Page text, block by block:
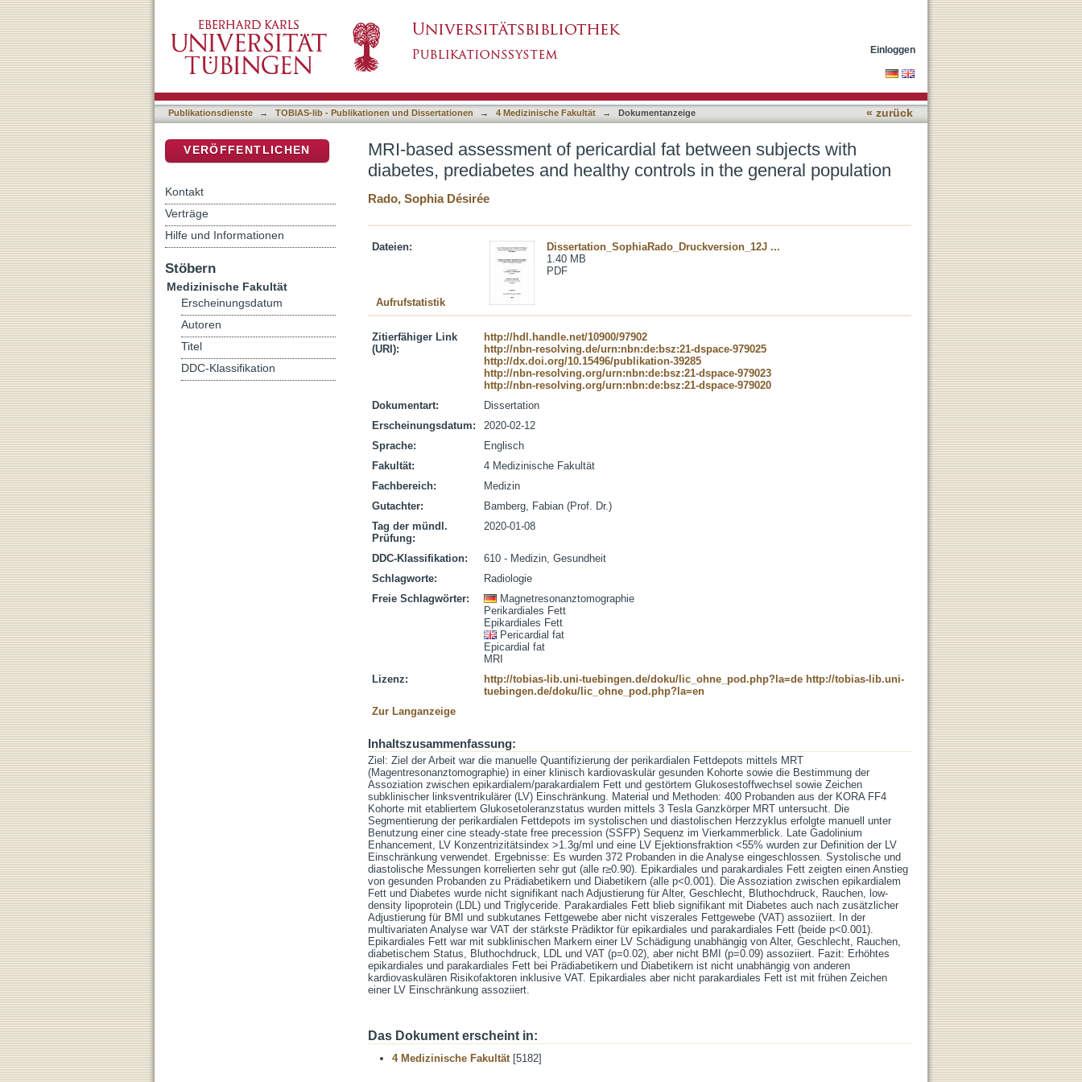
controls in the general population
Einloggen
Publikationsdienste → TOBIAS-lib - Publikationen und Dissertationen → 4 Medizinische Fakultät → Dokumentanzeige « zurück
MRI-based assessment of pericardial fat between subjects with
diabetes, prediabetes and healthy controls in the general population
Rado, Sophia Désirée
Dateien:
Dissertation_SophiaRado_Druckversion_12J ...
1.40 MB
PDF
Aufrufstatistik
Zitierfähiger Link
(URI):
http://hdl.handle.net/10900/97902
http://nbn-resolving.de/urn:nbn:de:bsz:21-dspace-979025
http://dx.doi.org/10.15496/publikation-39285
http://nbn-resolving.org/urn:nbn:de:bsz:21-dspace-979023
http://nbn-resolving.org/urn:nbn:de:bsz:21-dspace-979020
Dokumentart:
Dissertation
Erscheinungsdatum:
2020-02-12
Sprache:
Englisch
Fakultät:
4 Medizinische Fakultät
Fachbereich:
Medizin
Gutachter:
Bamberg, Fabian (Prof. Dr.)
Tag der mündl.
Prüfung:
2020-01-08
DDC-Klassifikation:
610 - Medizin, Gesundheit
Schlagworte:
Radiologie
Freie Schlagwörter:
Magnetresonanztomographie
Perikardiales Fett
Epikardiales Fett
Pericardial fat
Epicardial fat
MRI
Lizenz:
http://tobias-lib.uni-tuebingen.de/doku/lic_ohne_pod.php?la=de http://tobias-lib.uni-
tuebingen.de/doku/lic_ohne_pod.php?la=en
Zur Langanzeige
Inhaltszusammenfassung:
Ziel: Ziel der Arbeit war die manuelle Quantifizierung der perikardialen Fettdepots mittels MRT
(Magentresonanztomographie) in einer klinisch kardiovaskulär gesunden Kohorte sowie die Bestimmung der
Assoziation zwischen epikardialem/parakardialem Fett und gestörtem Glukosestoffwechsel sowie Zeichen
subklinischer linksventrikulärer (LV) Einschränkung. Material und Methoden: 400 Probanden aus der KORA FF4
Kohorte mit etabliertem Glukosetoleranzstatus wurden mittels 3 Tesla Ganzkörper MRT untersucht. Die
Segmentierung der perikardialen Fettdepots im systolischen und diastolischen Herzzyklus erfolgte manuell unter
Benutzung einer cine steady-state free precession (SSFP) Sequenz im Vierkammerblick. Late Gadolinium
Enhancement, LV Konzentrizitätsindex >1.3g/ml und eine LV Ejektionsfraktion <55% wurden zur Definition der LV
Einschränkung verwendet. Ergebnisse: Es wurden 372 Probanden in die Analyse eingeschlossen. Systolische und
diastolische Messungen korrelierten sehr gut (alle r≥0.90). Epikardiales und parakardiales Fett zeigten einen Anstieg
von gesunden Probanden zu Prädiabetikern und Diabetikern (alle p<0.001). Die Assoziation zwischen epikardialem
Fett und Diabetes wurde nicht signifikant nach Adjustierung für Alter, Geschlecht, Bluthochdruck, Rauchen, low-
density lipoprotein (LDL) und Triglyceride. Parakardiales Fett blieb signifikant mit Diabetes auch nach zusätzlicher
Adjustierung für BMI und subkutanes Fettgewebe aber nicht viszerales Fettgewebe (VAT) assoziiert. In der
multivariaten Analyse war VAT der stärkste Prädiktor für epikardiales und parakardiales Fett (beide p<0.001).
Epikardiales Fett war mit subklinischen Markern einer LV Schädigung unabhängig von Alter, Geschlecht, Rauchen,
diabetischem Status, Bluthochdruck, LDL und VAT (p=0.02), aber nicht BMI (p=0.09) assoziiert. Fazit: Erhöhtes
epikardiales und parakardiales Fett bei Prädiabetikern und Diabetikern ist nicht unabhängig von anderen
kardiovaskulären Risikofaktoren inklusive VAT. Epikardiales aber nicht parakardiales Fett ist mit frühen Zeichen
einer LV Einschränkung assoziiert.
Das Dokument erscheint in:
4 Medizinische Fakultät[5182]
VERÖFFENTLICHEN
Kontakt
Verträge
Hilfe und Informationen
Stöbern
Medizinische Fakultät
Erscheinungsdatum
Autoren
Titel
DDC-Klassifikation